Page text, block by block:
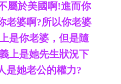
屬於美國啊!進而你
老婆啊?所以你老婆
是你老婆，但是隨
上是她先生狀況下
是她老公的權力?